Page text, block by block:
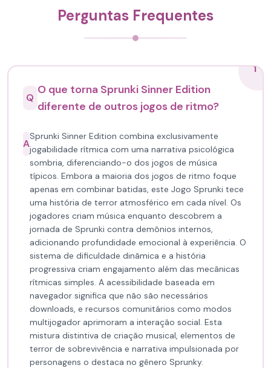
Perguntas Frequentes
1
Q
O que torna Sprunki Sinner Edition
diferente de outros jogos de ritmo?
A
Sprunki Sinner Edition combina exclusivamente
jogabilidade rítmica com uma narrativa psicológica
sombria, diferenciando-o dos jogos de música
típicos. Embora a maioria dos jogos de ritmo foque
apenas em combinar batidas, este Jogo Sprunki tece
uma história de terror atmosférico em cada nível. Os
jogadores criam música enquanto descobrem a
jornada de Sprunki contra demônios internos,
adicionando profundidade emocional à experiência. O
sistema de dificuldade dinâmica e a história
progressiva criam engajamento além das mecânicas
rítmicas simples. A acessibilidade baseada em
navegador significa que não são necessários
downloads, e recursos comunitários como modos
multijogador aprimoram a interação social. Esta
mistura distintiva de criação musical, elementos de
terror de sobrevivência e narrativa impulsionada por
personagens o destaca no gênero Sprunky.